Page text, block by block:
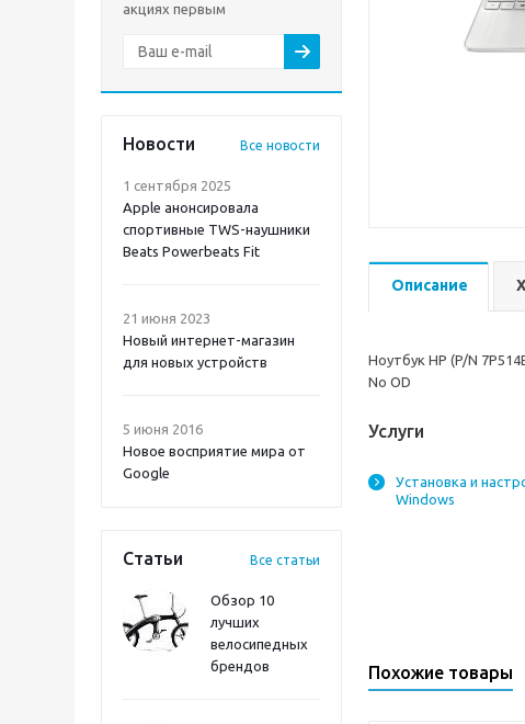
акциях первым
Новости Все новости
1 сентября 2025
Apple анонсировала
спортивные TWS-наушники
Beats Powerbeats Fit
21 июня 2023
Новый интернет-магазин
для новых устройств
5 июня 2016
Новое восприятие мира от
Google
Статьи Все статьи
Обзор 10
лучших
велосипедных
брендов
Описание
Ноутбук HP (P/N
No OD
Услуги
Установка и
Windows
Похожие товары